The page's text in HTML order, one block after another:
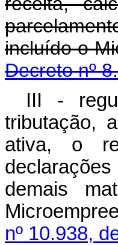
incluído o
Decreto nº
III -
tributação,
ativa, o
demais
nº 10.938,